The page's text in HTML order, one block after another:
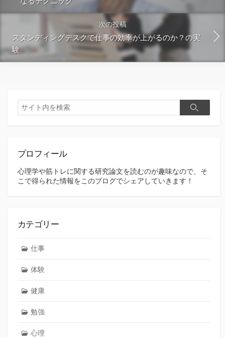
次の投稿
スタンディングデスクで仕事の効率が上がるのか？の実
験
検
索
検
プロフィール
心理学や筋トレに関する研究論文を読むのが趣味なので、そ
こで得られた情報をこのブログでシェアしていきます！
カテゴリー
仕事
体験
健康
勉強
心理